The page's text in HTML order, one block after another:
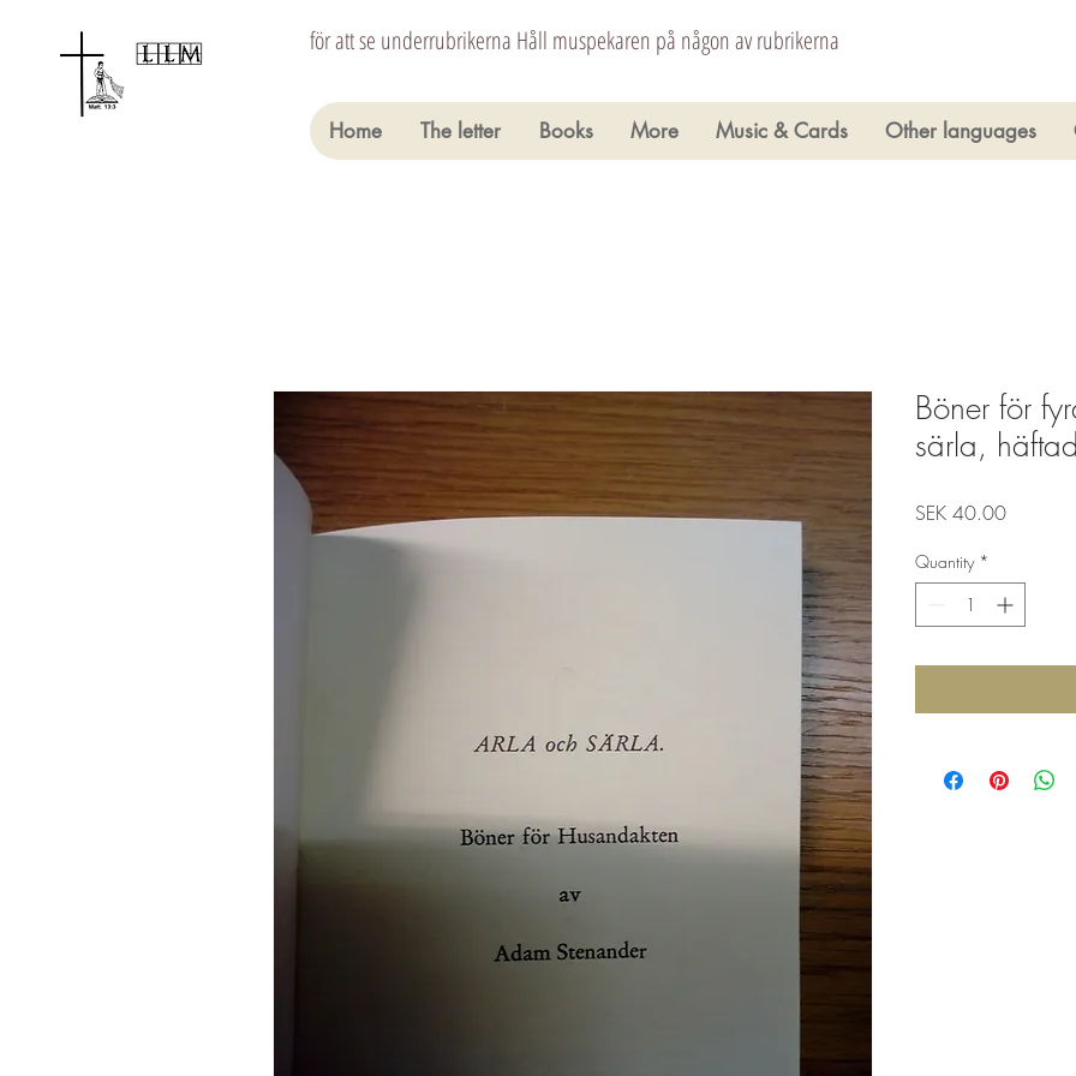
för att se underrubrikerna Håll muspekaren på någon av rubrikerna
Home The letter Books More Music & Cards Other languages
Böner för
särla,
SEK 40.00Price
Quantity *